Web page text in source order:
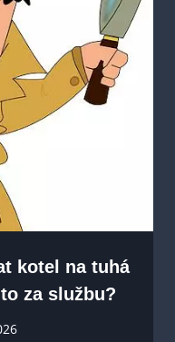
kotel na tuhá
za službu?